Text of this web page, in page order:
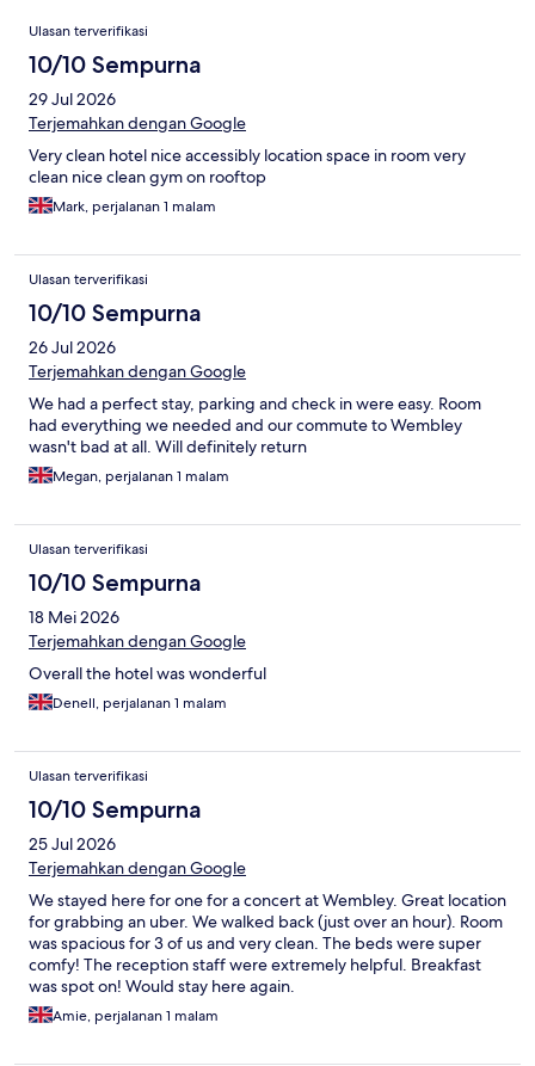
Ulasan
Ulasan terverifikasi
10/10 Sempurna
29 Jul 2026
Terjemahkan dengan Google
Very clean hotel nice accessibly location space in room very
clean nice clean gym on rooftop
Mark, perjalanan 1 malam
Ulasan terverifikasi
10/10 Sempurna
26 Jul 2026
Terjemahkan dengan Google
We had a perfect stay, parking and check in were easy. Room
had everything we needed and our commute to Wembley
wasn't bad at all. Will definitely return
Megan, perjalanan 1 malam
Ulasan terverifikasi
10/10 Sempurna
18 Mei 2026
Terjemahkan dengan Google
Overall the hotel was wonderful
Denell, perjalanan 1 malam
Ulasan terverifikasi
10/10 Sempurna
25 Jul 2026
Terjemahkan dengan Google
We stayed here for one for a concert at Wembley. Great location
for grabbing an uber. We walked back (just over an hour). Room
was spacious for 3 of us and very clean. The beds were super
comfy! The reception staff were extremely helpful. Breakfast
was spot on! Would stay here again.
Amie, perjalanan 1 malam